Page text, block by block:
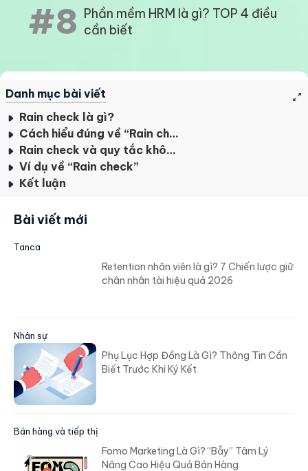
#8 Phần mềm HRM là gì? TOP 4 điều
cần biết
Danh mục bài viết
Rain check là gì?
Cách hiểu đúng về “Rain check”
Rain check và quy tắc không có sẵn
Ví dụ về “Rain check”
Kết luận
Bài viết mới
Tanca
Retention nhân viên là gì? 7 Chiến lược giữ
chân nhân tài hiệu quả 2026
Nhân sự
Phụ Lục Hợp Đồng Là Gì? Thông Tin Cần
Biết Trước Khi Ký Kết
Bán hàng và tiếp thị
Fomo Marketing Là Gì? “Bẫy” Tâm Lý
Nâng Cao Hiệu Quả Bán Hàng